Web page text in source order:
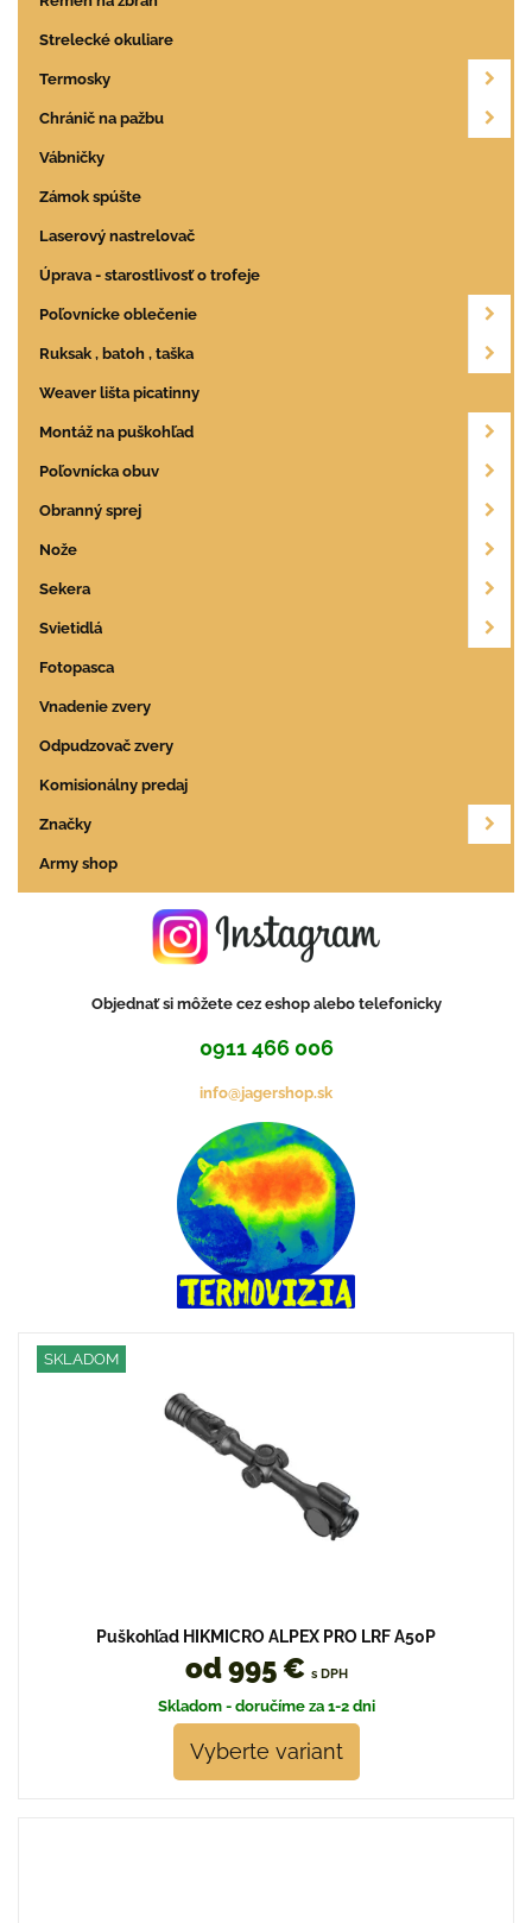
Strelecké okuliare
Termosky
Chránič na pažbu
Vábničky
Zámok spúšte
Laserový nastrelovač
Úprava - starostlivosť o trofeje
Poľovnícke oblečenie
Ruksak , batoh , taška
Weaver lišta picatinny
Montáž na puškohľad
Poľovnícka obuv
Obranný sprej
Nože
Sekera
Svietidlá
Fotopasca
Vnadenie zvery
Odpudzovač zvery
Komisionálny predaj
Značky
Army shop
Objednať si môžete cez eshop alebo telefonicky
0911 466 006
info@jagershop.sk
SKLADOM
Puškohľad HIKMICRO ALPEX PRO LRF A50P
od 995 € s DPH
Skladom - doručíme za 1-2 dni
Vyberte variant